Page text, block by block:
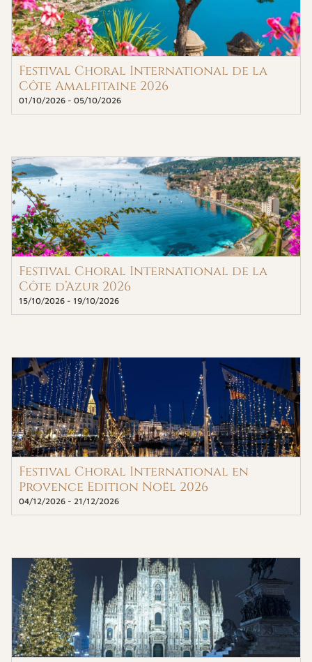
Festival Choral International de la
Côte Amalfitaine 2026
01/10/2026- 05/10/2026
Festival Choral International de la
Côte d’Azur 2026
15/10/2026- 19/10/2026
Festival Choral International en
Provence Edition Noël 2026
04/12/2026- 21/12/2026